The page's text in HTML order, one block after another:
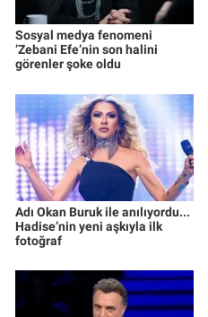
Sosyal medya fenomeni
‘Zebani Efe’nin son halini
görenler şoke oldu
Adı Okan Buruk ile anılıyordu...
Hadise’nin yeni aşkıyla ilk
fotoğraf